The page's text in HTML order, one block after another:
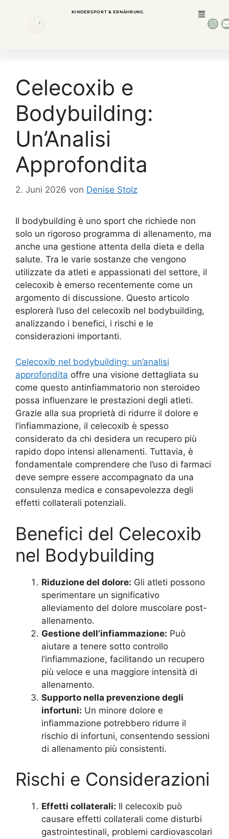
KINDERSPORT & ERNÄHRUNG
Celecoxib e
Bodybuilding:
Un’Analisi
Approfondita
2. Juni 2026 von Denise Stolz
Il bodybuilding è uno sport che richiede non
solo un rigoroso programma di allenamento, ma
anche una gestione attenta della dieta e della
salute. Tra le varie sostanze che vengono
utilizzate da atleti e appassionati del settore, il
celecoxib è emerso recentemente come un
argomento di discussione. Questo articolo
esplorerà l’uso del celecoxib nel bodybuilding,
analizzando i benefici, i rischi e le
considerazioni importanti.
Celecoxib nel bodybuilding: un’analisi
approfondita offre una visione dettagliata su
come questo antinfiammatorio non steroideo
possa influenzare le prestazioni degli atleti.
Grazie alla sua proprietà di ridurre il dolore e
l’infiammazione, il celecoxib è spesso
considerato da chi desidera un recupero più
rapido dopo intensi allenamenti. Tuttavia, è
fondamentale comprendere che l’uso di farmaci
deve sempre essere accompagnato da una
consulenza medica e consapevolezza degli
effetti collaterali potenziali.
Benefici del Celecoxib
nel Bodybuilding
Riduzione del dolore: Gli atleti possono
sperimentare un significativo
alleviamento del dolore muscolare post-
allenamento.
Gestione dell’infiammazione: Può
aiutare a tenere sotto controllo
l’infiammazione, facilitando un recupero
più veloce e una maggiore intensità di
allenamento.
Supporto nella prevenzione degli
infortuni: Un minore dolore e
infiammazione potrebbero ridurre il
rischio di infortuni, consentendo sessioni
di allenamento più consistenti.
Rischi e Considerazioni
Effetti collaterali: Il celecoxib può
causare effetti collaterali come disturbi
gastrointestinali, problemi cardiovascolari